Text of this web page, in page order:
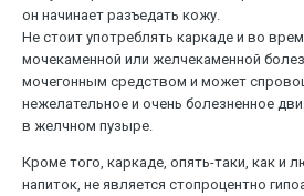
он начинает разъедать кожу.
Не стоит употреблять каркаде и во
мочекаменной или желчекаменной
мочегонным средством и может
нежелательное и очень болезненное
в желчном пузыре.
Кроме того, каркаде, опять-таки, как и
напиток, не является стопроцентно